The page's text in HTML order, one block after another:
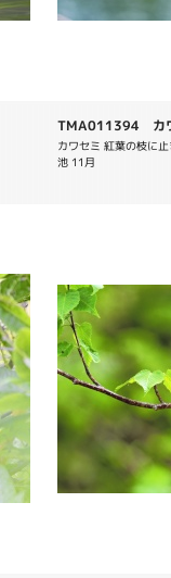
TMA011394 カ
カワセミ 紅葉の枝に
池 11月